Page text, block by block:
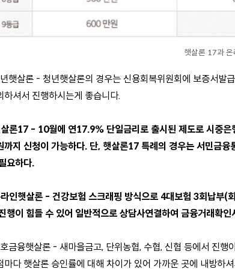
햇살론 17과 온
햇살론 - 청년햇살론의 경우는 신용회복위원회에 보증서발
하셔서 진행하시는게 좋습니다.
론17 - 10월에 연17.9% 단일금리로 출시된 제도로 시중
까지 신청이 가능하다. 단, 햇살론17 특례의 경우는 서민금
요하다.
인햇살론 - 건강보험 스크래핑 방식으로 4대보험 3회납부(
행이 힘들 수 있어 일반적으로 상담사연결하여 금융거래확
금융햇살론 - 새마을금고, 단위농협, 수협, 신협 등에서 진
마다 햇살론 승인률에 대해 차이가 있어 가까운 곳에 내방하